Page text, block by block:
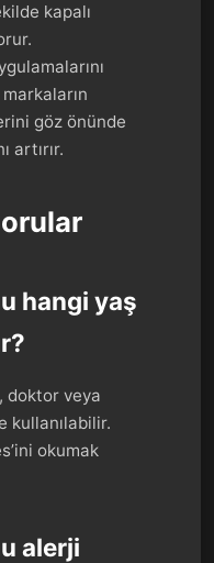
kapalı
göz önünde
artırır.
hangi yaş
doktor veya
kullanılabilir.
okumak
alerji